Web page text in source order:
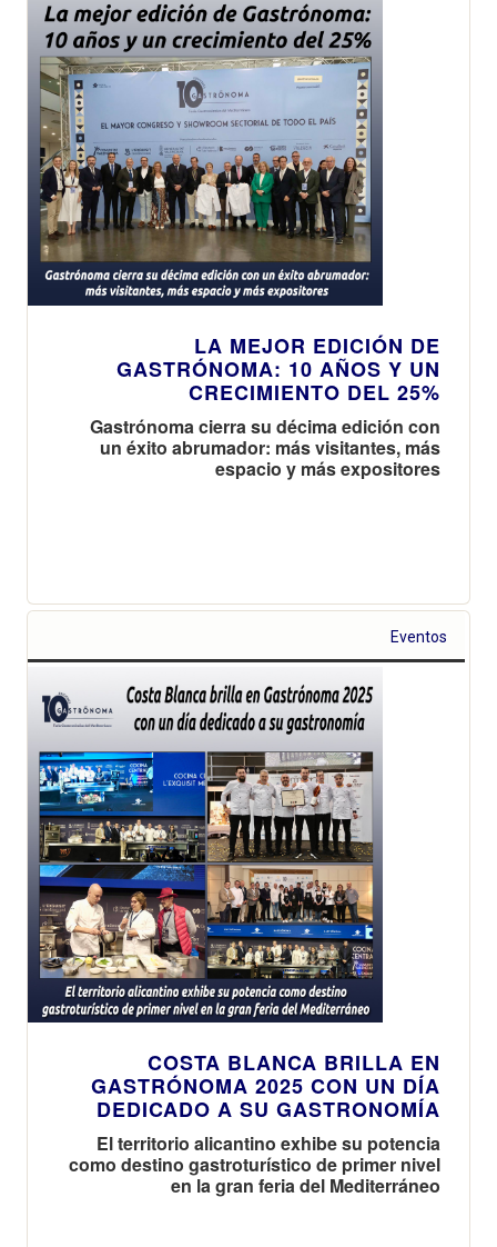
LA MEJOR EDICIÓN DE
GASTRÓNOMA: 10 AÑOS Y UN
CRECIMIENTO DEL 25%
Gastrónoma cierra su décima edición con
un éxito abrumador: más visitantes, más
espacio y más expositores
Eventos
COSTA BLANCA BRILLA EN
GASTRÓNOMA 2025 CON UN DÍA
DEDICADO A SU GASTRONOMÍA
El territorio alicantino exhibe su potencia
como destino gastroturístico de primer nivel
en la gran feria del Mediterráneo